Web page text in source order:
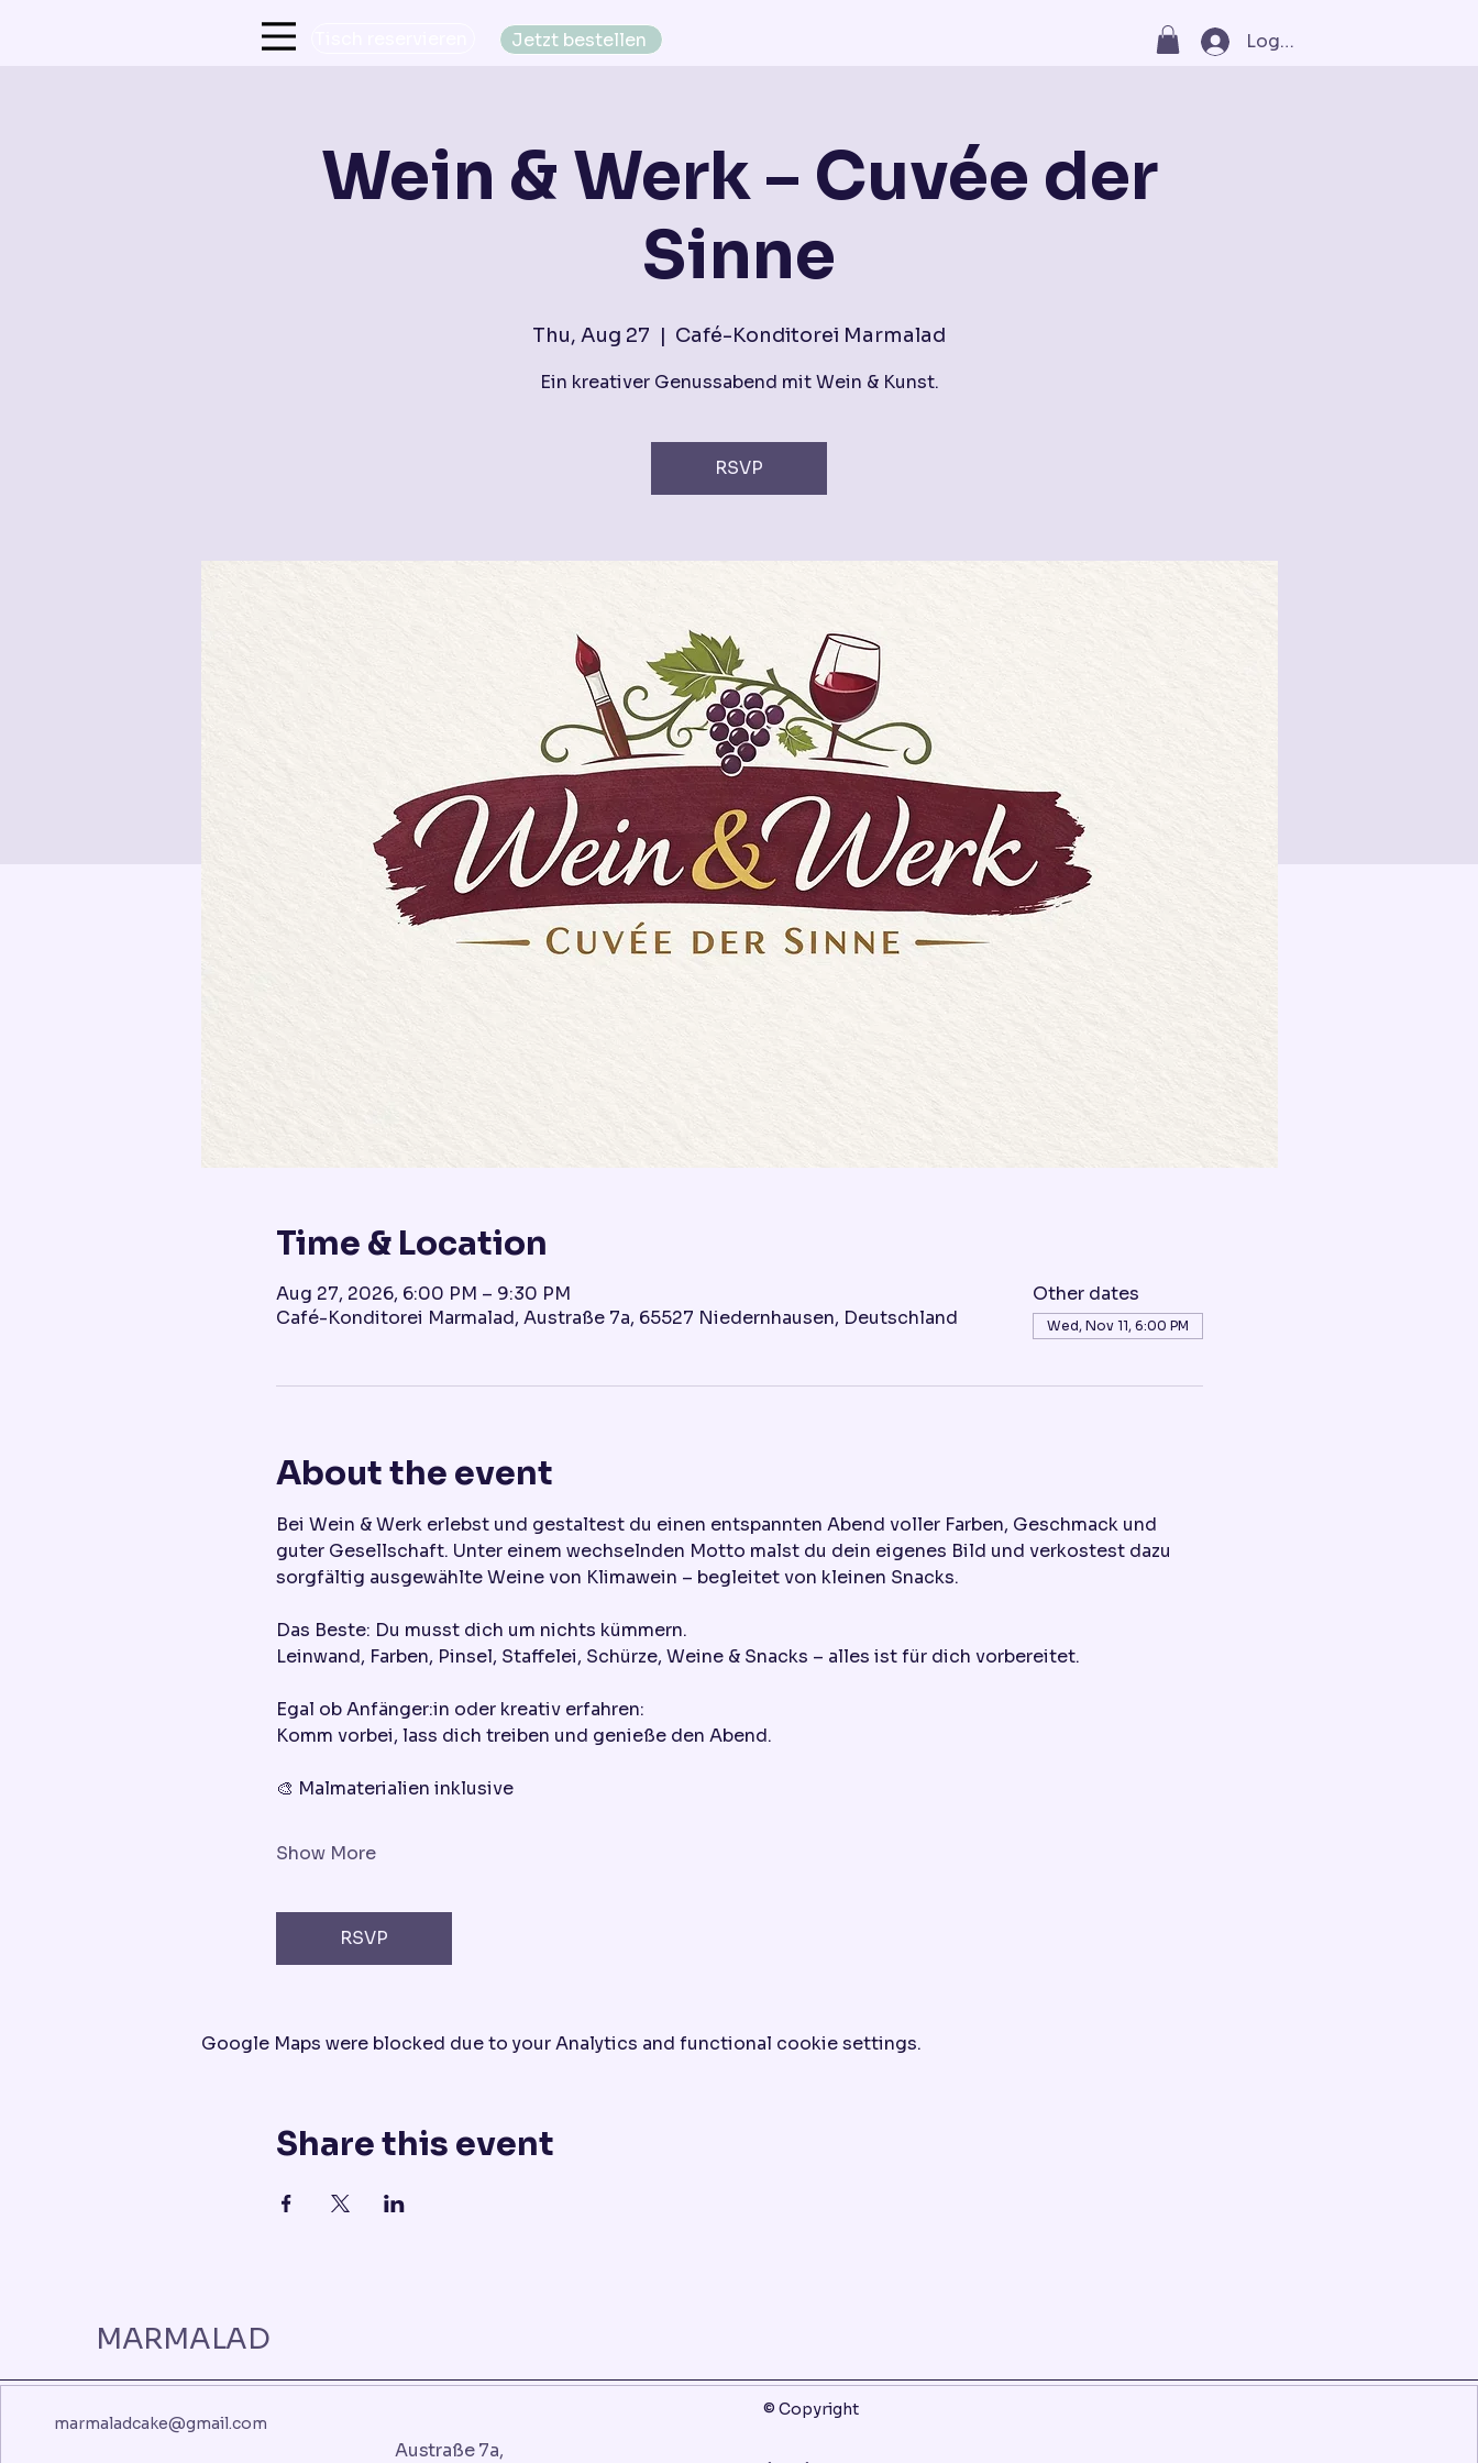
Jetzt bestellen Log In
Wein & Werk – Cuvée der
Sinne
Thu, Aug 27
  |
Café-Konditorei Marmalad
Ein kreativer Genussabend mit Wein & Kunst.
RSVP
Time & Location
Aug 27, 2026, 6:00 PM – 9:30 PM
Café-Konditorei Marmalad, Austraße 7a, 65527 Niedernhausen, Deutschland
Other dates
Wed, Nov 11, 6:00 PM
About the event
Bei Wein & Werk erlebst und gestaltest du einen entspannten Abend voller Farben, Geschmack und
guter Gesellschaft. Unter einem wechselnden Motto malst du dein eigenes Bild und verkostest dazu
sorgfältig ausgewählte Weine von Klimawein – begleitet von kleinen Snacks.
Das Beste: Du musst dich um nichts kümmern.
Leinwand, Farben, Pinsel, Staffelei, Schürze, Weine & Snacks – alles ist für dich vorbereitet.
Egal ob Anfänger:in oder kreativ erfahren:
Komm vorbei, lass dich treiben und genieße den Abend.
🎨 Malmaterialien inklusive
Show More
RSVP
Google Maps were blocked due to your Analytics and functional cookie settings.
Share this event
MARMALAD
marmaladcake@gmail.com
Austraße 7a,
© Copyright